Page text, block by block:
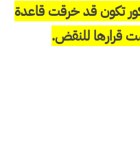
تكون قد خرقت قاعدة
قرارها للنقض.